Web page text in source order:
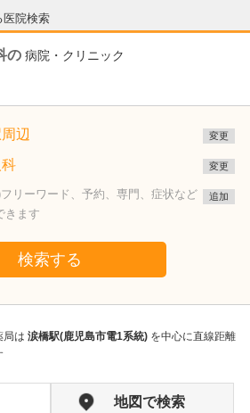
医院検索
の 病院・クリニック
辺 変更
変更
リーワード、予約、専門、症状など
きます
追加
検索する
局は 涙橋駅(鹿児島市電1系統) を中心に直線距離
地図で検索